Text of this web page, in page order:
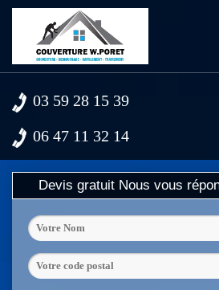
03 59 28 15 39
06 47 11 32 14
Devis gratuit Nous vous